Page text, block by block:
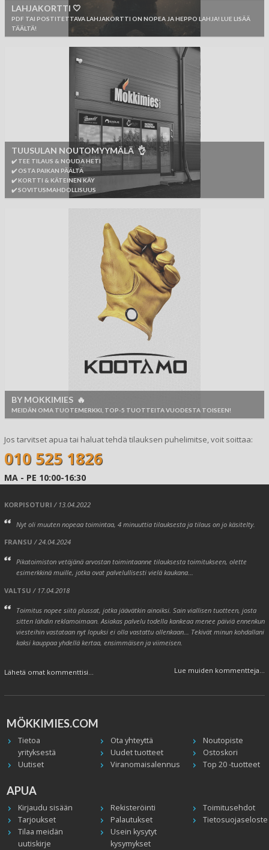
LAHJAKORTTI 🤍
PDF TAI POSTITETTAVA LAHJAKORTTI ON NOPEA JA HEPPO LAHJA! LUE LISÄÄ
TÄÄLTÄ!
TUUSULAN NOUTOMYYMÄLÄ 👌
✔️ TEE TILAUS & NOUDA HETI
✔️ OSTA PAIKAN PÄÄLTÄ
✔️ KORTTI & KÄTEINEN KÄY
✔️ SOVITUSMAHDOLLISUUS
BY MOKKIMIES 🔥
MEIDÄN OMA TUOTEMERKKI, TOP-5 TUOTTEITA VUODESTA TOISEEN!
Jos tarvitset apua tai haluat tehdä tilauksen puhelimitse, voit soittaa:
010 525 1826
MA - PE 10:00-16:30
KORPISOTURI / 13.04.2022
Nyt oli muuten nopeaa toimintaa, 4 minuuttia tilauksesta ja tilaus on jo käsitelty.
FRANSU / 24.04.2024
Pikatoimiston vetäjänä arvostan toimintaanne tilauksesta toimitukseen, olette
esimerkkinä muille, jotka ovat palvelullisesti vielä kaukana...
VALTSU / 17.04.2018
Toimitus nopee siitä plussat, jotka jäävätkin ainoiksi. Sain viallisen tuotteen, josta
sitten lähdin reklamoimaan. Asiakas palvelu todella kankeaa menee päiviä ennenkun
viesteihin vastataan nyt lopuksi ei olla vastattu ollenkaan... Tekivät minun kohdallani
kaksi kauppaa yhdellä kertaa, ensimmäisen ja viimeisen.
Lähetä omat kommenttisi... Lue muiden kommentteja...
MÖKKIMIES.COM
Tietoa
yrityksestä
Ota yhteyttä
Noutopiste
Uudet tuotteet
Ostoskori
Uutiset
Viranomaisalennus Top 20 -tuotteet
APUA
Kirjaudu sisään Rekisteröinti
Toimitusehdot
Tarjoukset
Palautukset
Tietosuojaseloste
Tilaa meidän
uutiskirje
Usein kysytyt
kysymykset